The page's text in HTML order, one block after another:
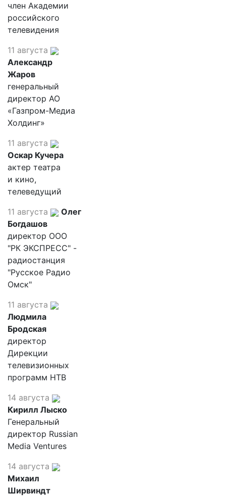
член Академии
российского
телевидения
11 августа
Александр
Жаров
генеральный
директор АО
«Газпром-Медиа
Холдинг»
11 августа
Оскар Кучера
актер театра
и кино,
телеведущий
11 августа
Олег
Богдашов
директор ООО
"РК ЭКСПРЕСС" -
радиостанция
"Русское Радио
Омск"
11 августа
Людмила
Бродская
директор
Дирекции
телевизионных
программ НТВ
14 августа
Кирилл Лыско
Генеральный
директор Russian
Media Ventures
14 августа
Михаил
Ширвиндт